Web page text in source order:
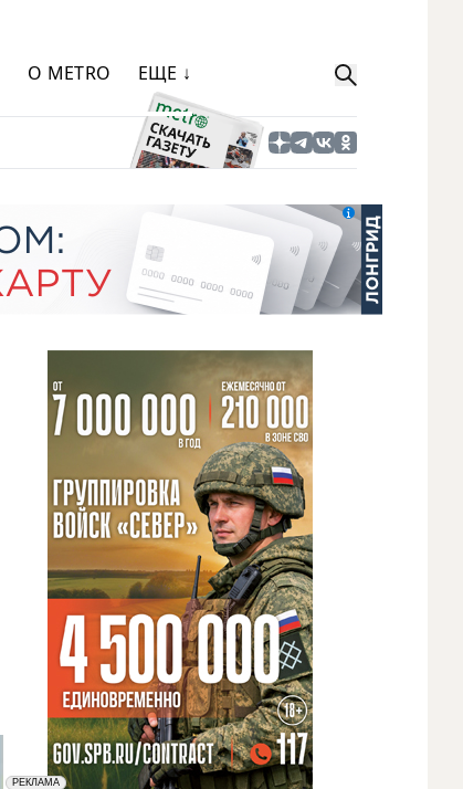
О METRO ЕЩЕ ↓
РЕКЛАМА